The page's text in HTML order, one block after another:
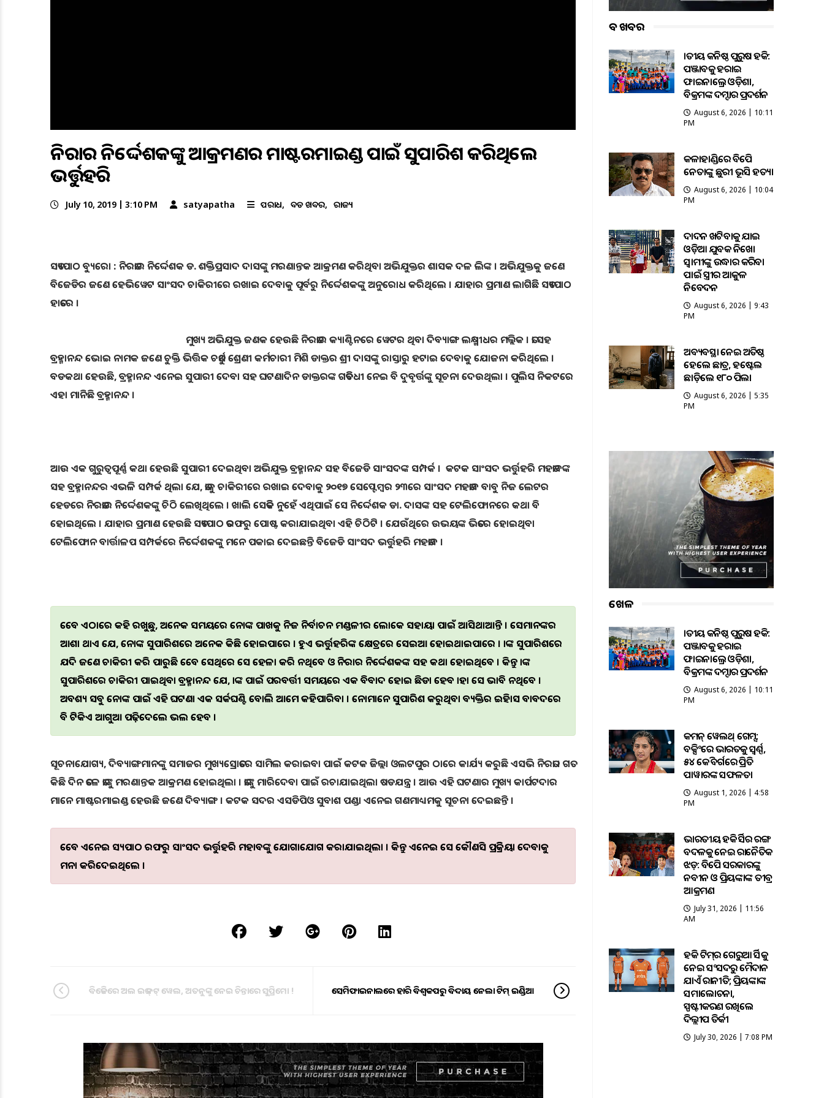
ନିରତାର ନିର୍ଦ୍ଦେଶକଙ୍କୁ ଆକ୍ରମଣର ମାଷ୍ଟରମାଇଣ୍ଡ ପାଇଁ ସୁପାରିଶ କରିଥିଲେ
ଭର୍ତ୍ତୁହରି
July 10, 2019 | 3:10 PM satyapatha ଅପରାଧ ବଡ ଖବର ରାଜ୍ୟ
ସତ୍ୟପାଠ ବ୍ୟୁରୋ : ନିରତାର ନିର୍ଦ୍ଦେଶକ ଡ. ଶକ୍ତିପ୍ରସାଦ ଦାସଙ୍କୁ ମରଣାନ୍ତକ ଆକ୍ରମଣ କରିଥିବା ଅଭିଯୁକ୍ତର ଶାସକ ଦଳ ଲିଙ୍କ । ଅଭିଯୁକ୍ତକୁ ଜଣେ
ବିଜେଡିର ଜଣେ ହେଭିୱେଟ ସାଂସଦ ଚାକିରୀରେ ରଖାଇ ଦେବାକୁ ପୂର୍ବରୁ ନିର୍ଦ୍ଦେଶକଙ୍କୁ ଅନୁରୋଧ କରିଥିଲେ । ଯାହାର ପ୍ରମାଣ ଲାଗିଛିି ସତ୍ୟପାଠ
ହାତରେ ।
ମୁଖ୍ୟ ଅଭିଯୁକ୍ତ ଜଣକ ହେଉଛି ନିରତାର କ୍ୟାଣ୍ଟିନରେ ୱେଟର ଥିବା ଦିବ୍ୟାଙ୍ଗ ଲକ୍ଷ୍ମୀଧର ମଲ୍ଲିକ । ତା ସହ
ବ୍ରହ୍ମାନନ୍ଦ ଭୋଇ ନାମକ ଜଣେ ଚୁକ୍ତି ଭିତ୍ତିକ ଚତୁର୍ଥ ଶ୍ରେଣୀ କର୍ମଚାରୀ ମିଶି ଡାକ୍ତର ଶ୍ରୀ ଦାସଙ୍କୁ ରାସ୍ତାରୁ ହଟାଇ ଦେବାକୁ ଯୋଜନା କରିଥିଲେ ।
ବଡକଥା ହେଉଛି, ବ୍ରହ୍ମାନନ୍ଦ ଏନେଇ ସୁପାରୀ ଦେବା ସହ ଘଟଣାଦିନ ଡାକ୍ତରଙ୍କ ଗତିବିଧୀ ନେଇ ବି ଦୁବୃର୍ତ୍ତଙ୍କୁ ସୂଚନା ଦେଉଥିଲା । ପୁଲିସ ନିକଟରେ
ଏହା ମାନିଛି ବ୍ରହ୍ମାନନ୍ଦ ।
ଆଉ ଏକ ଗୁରୁତ୍ୱପୂର୍ଣ୍ଣ କଥା ହେଉଛି ସୁପାରୀ ଦେଇଥିବା ଅଭିଯୁକ୍ତ ବ୍ରହ୍ମାନନ୍ଦ ସହ ବିଜେଡି ସାଂସଦଙ୍କ ସମ୍ପର୍କ । କଟକ ସାଂସଦ ଭର୍ତ୍ତୁହରି ମହତାବଙ୍କ
ସହ ବ୍ରହ୍ମାନନ୍ଦର ଏଭଳି ସମ୍ପର୍କ ଥିଲା ଯେ, ତାକୁ ଚାକିରୀରେ ରଖାଇ ଦେବାକୁ ୨୦୧୭ ସେପ୍ଟେମ୍ବର ୨୩ରେ ସାଂସଦ ମହତାବ ବାବୁ ନିଜ ଲେଟର
ହେଡରେ ନିରତାର ନିର୍ଦ୍ଦେଶକଙ୍କୁ ଚିଠି ଲେଖିଥିଲେ । ଖାଲି ସେତିକି ନୁହେଁ ଏଥିପାଇଁ ସେ ନିର୍ଦ୍ଦେଶକ ଡା. ଦାସଙ୍କ ସହ ଟେଲିଫୋନରେ କଥା ବି
ହୋଇଥିଲେ । ଯାହାର ପ୍ରମାଣ ହେଉଛି ସତ୍ୟପାଠ ତରଫରୁ ପୋଷ୍ଟ କରାଯାଇଥିବା ଏହି ଚିଠିଟି । ଯେଉଁଥିରେ ଉଭୟଙ୍କ ଭିତରେ ହୋଇଥିବା
ଟେଲିଫୋନ ବାର୍ତ୍ତାଳପ ସମ୍ପର୍କରେ ନିର୍ଦ୍ଦେଶକଙ୍କୁ ମନେ ପକାଇ ଦେଇଛନ୍ତି ବିଜେଡି ସାଂସଦ ଭର୍ତ୍ତୁହରି ମହତାବ ।
ତେବେ ଏଠାରେ କହି ରଖୁଛୁ, ଅନେକ ସମୟରେ ନେତାଙ୍କ ପାଖକୁ ନିଜ ନିର୍ବାଚନ ମଣ୍ଡଳୀର ଲୋକେ ସହାୟତା ପାଇଁ ଆସିଥାଆନ୍ତି । ସେମାନଙ୍କର
ଆଶା ଥାଏ ଯେ, ନେତାଙ୍କ ସୁପାରିଶରେ ଅନେକ କିଛି ହୋଇପାରେ । ହୁଏତ ଭର୍ତ୍ତୁହରିଙ୍କ କ୍ଷେତ୍ରରେ ସେଇଆ ହୋଇଥାଇପାରେ । ତାଙ୍କ ସୁପାରିଶରେ
ଯଦି ଜଣେ ଚାକିରୀ କରି ପାରୁଛି ତେବେ ସେଥିରେ ସେ ହେଳା କରି ନଥିବେ ଓ ନିରତାର ନିର୍ଦ୍ଦେଶକଙ୍କ ସହ କଥା ହୋଇଥିବେ । କିନ୍ତୁ ତାଙ୍କ
ସୁପାରିଶରେ ଚାକିରୀ ପାଇଥିବା ବ୍ରହ୍ମାନନ୍ଦ ଯେ, ତାଙ୍କ ପାଇଁ ପରବର୍ତ୍ତୀ ସମୟରେ ଏକ ବିବାଦ ହୋଇ ଛିଡା ହେବ ତାହା ସେ ଭାବି ନଥିବେ ।
ଅବଶ୍ୟ ସବୁ ନେତାଙ୍କ ପାଇଁ ଏହି ଘଟଣା ଏକ ସତର୍କଘଣ୍ଟି ବୋଲି ଆମେ କହିପାରିବା । ନେତାମାନେ ସୁପାରିଶ କରୁଥିବା ବ୍ୟକ୍ତିର ଇତିହାସ ବାବଦରେ
ବି ଟିକିଏ ଆଗୁଆ ପଢ଼ିଦେଲେ ଭଲ ହେବ ।
ସୂଚନାଯୋଗ୍ୟ, ଦିବ୍ୟାଙ୍ଗମାନଙ୍କୁ ସମାଜର ମୁଖ୍ୟସ୍ରୋତରେ ସାମିଲ କରାଇବା ପାଇଁ କଟକ ଜିଲ୍ଲା ଓଲଟପୁର ଠାରେ କାର୍ଯ୍ୟ କରୁଛି ଏସଭି ନିରତା । ଗତ
କିଛି ଦିନ ତଳେ ତାଙ୍କୁ ମରଣାନ୍ତକ ଆକ୍ରମଣ ହୋଇଥିଲା । ତାଙ୍କୁ ମାରିଦେବା ପାଇଁ ରଚାଯାଇଥିଲା ଷଡଯନ୍ତ୍ର । ଆଉ ଏହି ଘଟଣାର ମୁଖ୍ୟ କାର୍ପଟଦାର
ମାନେ ମାଷ୍ଟରମାଇଣ୍ଡ ହେଉଛି ଜଣେ ଦିବ୍ୟାଙ୍ଗ । କଟକ ସଦର ଏସଡିପିଓ ସୁବାଶ ପଣ୍ଡା ଏନେଇ ଗଣମାଧ୍ୟମକୁ ସୂଚନା ଦେଇଛନ୍ତି ।
ତେବେ ଏନେଇ ସତ୍ୟପାଠ ତରଫରୁ ସାଂସଦ ଭର୍ତ୍ତୁହରି ମହତାବଙ୍କୁ ଯୋଗାଯୋଗ କରାଯାଇଥିଲା । କିନ୍ତୁ ଏନେଇ ସେ କୌଣସି ପ୍ରତିକ୍ରିୟା ଦେବାକୁ
ମନା କରିଦେଇଥିଲେ ।
ବିଜେଡିରେ ଅଲ ଇଜ୍ ନଟ୍ ୱେଲ, ଅତନୁଙ୍କୁ ନେଇ ଚିନ୍ତାରେ ସୁପ୍ରିମୋ ! ସେମିଫାଇନାଲରେ ହାରି ବିଶ୍ୱକପରୁ ବିଦାୟ ନେଲା ଟିମ୍ ଇଣ୍ଡିଆ
ବଡ ଖବର
ଜାତୀୟ କନିଷ୍ଠ ପୁରୁଷ ହକି:
ପଞ୍ଜାବକୁ ହରାଇ
ଫାଇନାଲ୍ରେ ଓଡ଼ିଶା,
ବିକ୍ରମଙ୍କ ଦମ୍ଦାର ପ୍ରଦର୍ଶନ
August 6, 2026 | 10:11
PM
କଳାହାଣ୍ଡିରେ ବିଜେପି
ନେତାଙ୍କୁ ଛୁରୀ ଭୂସି ହତ୍ୟା
August 6, 2026 | 10:04
PM
ଦାଦନ ଖଟିବାକୁ ଯାଇ
ଓଡ଼ିଆ ଯୁବକ ନିଖୋଜ
ସ୍ବାମୀଙ୍କୁ ଉଦ୍ଧାର କରିବା
ପାଇଁ ସ୍ତ୍ରୀର ଆକୁଳ
ନିବେଦନ
August 6, 2026 | 9:43
PM
ଅବ୍ୟବସ୍ଥା ନେଇ ଅତିଷ୍ଠ
ହେଲେ ଛାତ୍ର, ହଷ୍ଟେଲ
ଛାଡ଼ିଲେ ୧୮୦ ପିଲା
August 6, 2026 | 5:35
PM
ଖେଳ
ଜାତୀୟ କନିଷ୍ଠ ପୁରୁଷ ହକି:
ପଞ୍ଜାବକୁ ହରାଇ
ଫାଇନାଲ୍ରେ ଓଡ଼ିଶା,
ବିକ୍ରମଙ୍କ ଦମ୍ଦାର ପ୍ରଦର୍ଶନ
August 6, 2026 | 10:11
PM
କମନ୍ ୱେଲଥ୍ ଗେମ୍ସ:
ବକ୍ସିଂରେ ଭାରତକୁ ସ୍ବର୍ଣ୍ଣ,
୫୪ କେଜି ବର୍ଗରେ ପ୍ରିତି
ପାୱାରଙ୍କ ସଫଳତା
August 1, 2026 | 4:58
PM
ଭାରତୀୟ ହକି ଜର୍ସିର ରଙ୍ଗ
ବଦଳକୁ ନେଇ ରାଜନୈତିକ
ଝଡ଼: ବିଜେପି ସରକାରଙ୍କୁ
ନବୀନ ଓ ପ୍ରିୟଙ୍କାଙ୍କ ତୀବ୍ର
ଆକ୍ରମଣ
July 31, 2026 | 11:56
AM
ହକି ଟିମ୍‌ର ଗେରୁଆ ଜର୍ସିକୁ
ନେଇ ସଂସଦରୁ ମୈଦାନ
ଯାଏଁ ରାଜନୀତି; ପ୍ରିୟଙ୍କାଙ୍କ
ସମାଲୋଚନା,
ସ୍ପଷ୍ଟୀକରଣ ରଖିଲେ
ଦିଲ୍ଲୀପ ତିର୍କୀ
July 30, 2026 | 7:08 PM